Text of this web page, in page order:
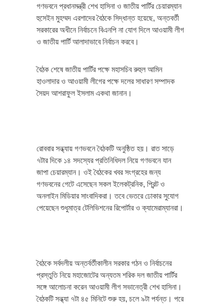
গণভবনে প্রধানমন্ত্রী শেখ হাসিনা ও জাতীয় পার্টির চেয়ারম্যান
হুসেইন মুহম্মদ এরশাদের বৈঠকে সিদ্ধান্ত হয়েছে, অন্তবর্তী
সরকারের অধীনে নির্বাচনে বিএনপি না যোগ দিলে আওয়ামী লীগ
ও জাতীয় পার্টি আলাদাভাবে নির্বাচন করবে।
বৈঠক শেষে জাতীয় পার্টির পক্ষে মহাসচিব রুহুল আমিন
হাওলাদার ও আওয়ামী লীগের পক্ষে দলের সাধারণ সম্পাদক
সৈয়দ আশরাফুল ইসলাম একথা জানান।
রোববার সন্ধ্যায় গণভবনে বৈঠকটি অনুষ্ঠিত হয়। রাত সাড়ে
৭টার দিকে ১৪ সদস্যের প্রতিনিধিদল নিয়ে গণভবনে যান
জাপা চেয়ারম্যান। ওই বৈঠকের খবর সংগ্রহের জন্য
গণভবনের গেটে এসেছেন সকল ‌ইলেকট্রনিক, প্রিন্ট ও
অনলাইন মিডিয়ার সাংবাদিকরা। তবে ভেতরে ঢোকার সুযোগ
পেয়েছেন শুধুমাত্র টেলিভিশনের রিপোর্টার ও ক্যামেরাম্যানরা।
বৈঠকে সর্বদলীয় অন্তর্বর্তীকালীন সরকার গঠন ও নির্বাচনের
প্রস্তুতি নিয়ে মহাজোটের অন্যতম শরিক দল জাতীয় পার্টির
সঙ্গে আলোচনা করেন আওয়ামী লীগ সভানেত্রী শেখ হাসিনা।
বৈঠকটি সন্ধ্যা ৭টা ৪৫ মিনিটে শুরু হয়, চলে ৯টা পর্যন্ত। পরে